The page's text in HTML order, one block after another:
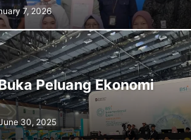
7, 2026
Peluang Ekonomi
30, 2025